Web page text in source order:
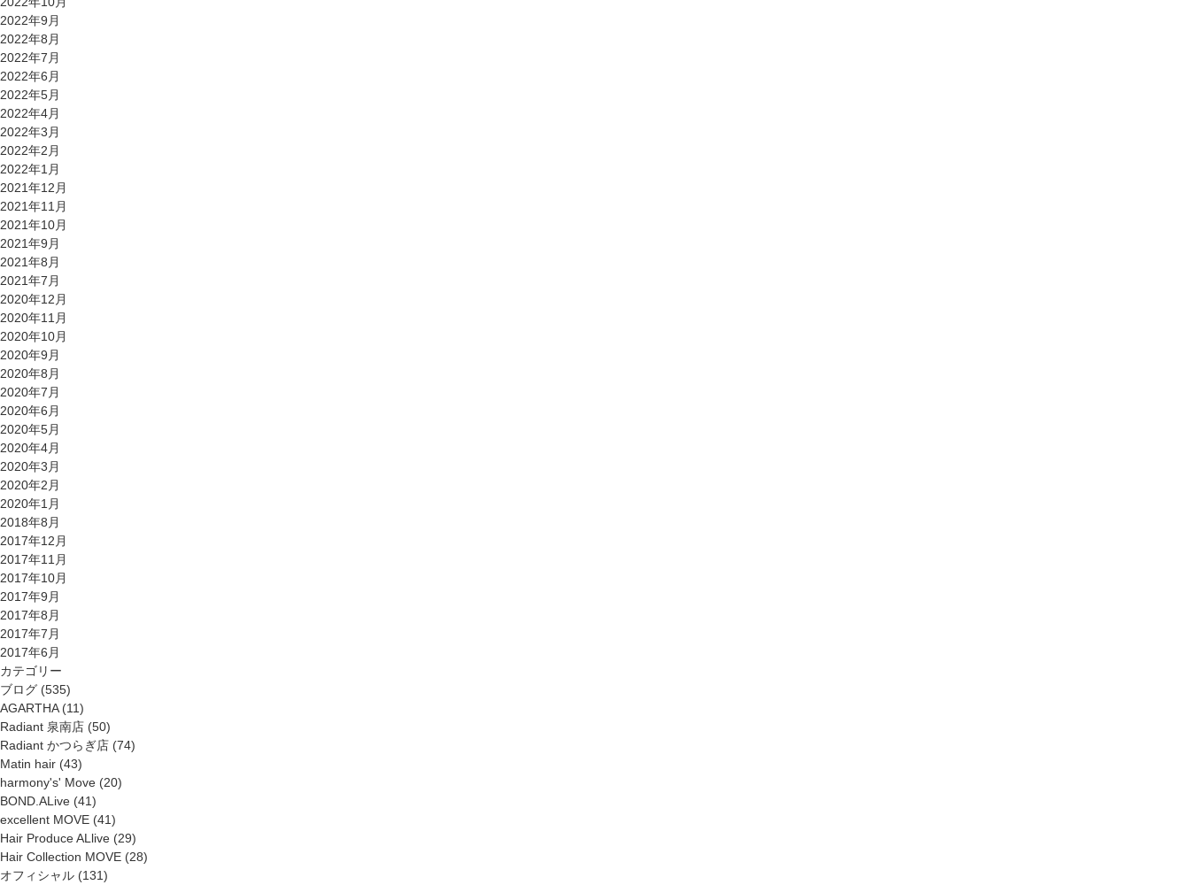
2022年9月
2022年8月
2022年7月
2022年6月
2022年5月
2022年4月
2022年3月
2022年2月
2022年1月
2021年12月
2021年11月
2021年10月
2021年9月
2021年8月
2021年7月
2020年12月
2020年11月
2020年10月
2020年9月
2020年8月
2020年7月
2020年6月
2020年5月
2020年4月
2020年3月
2020年2月
2020年1月
2018年8月
2017年12月
2017年11月
2017年10月
2017年9月
2017年8月
2017年7月
2017年6月
カテゴリー
ブログ (535)
AGARTHA(11)
Radiant 泉南店 (50)
Radiant かつらぎ店 (74)
Matin hair (43)
harmony's' Move (20)
BOND.ALive (41)
excellent MOVE (41)
Hair Produce ALlive (29)
Hair Collection MOVE (28)
オフィシャル (131)